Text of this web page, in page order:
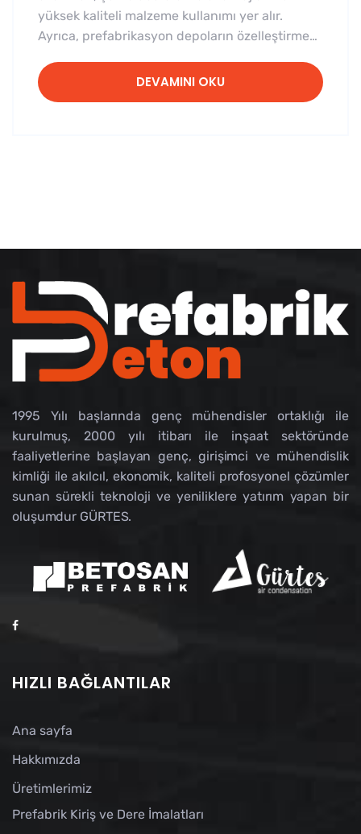
yüksek kaliteli malzeme kullanımı yer alır.
Ayrıca, prefabrikasyon depoların özelleştirme…
DEVAMINI OKU
1995 Yılı başlarında genç mühendisler ortaklığı ile
kurulmuş, 2000 yılı itibarı ile inşaat sektöründe
faaliyetlerine başlayan genç, girişimci ve mühendislik
kimliği ile akılcıl, ekonomik, kaliteli profosyonel çözümler
sunan sürekli teknoloji ve yeniliklere yatırım yapan bir
oluşumdur GÜRTES.
HIZLI BAĞLANTILAR
Ana sayfa
Hakkımızda
Üretimlerimiz
Prefabrik Kiriş ve Dere İmalatları